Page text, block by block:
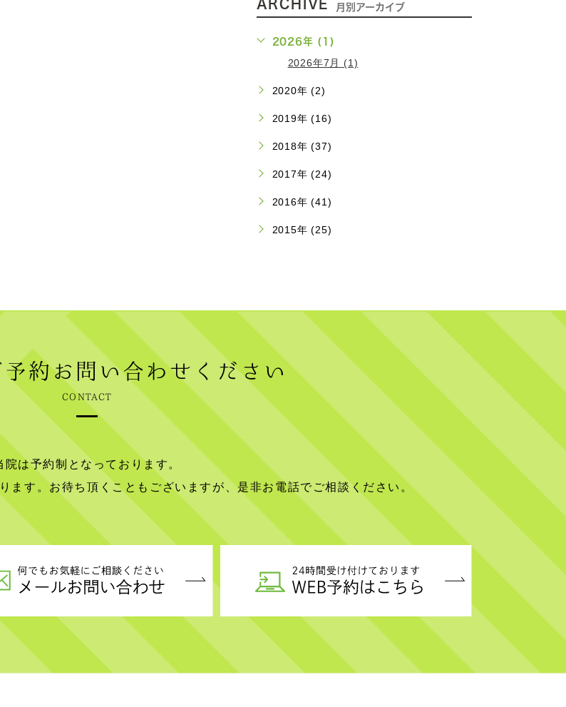
ARCHIVE 月別アーカイブ
2026年 (1)
2026年7月 (1)
2020年 (2)
2019年 (16)
2018年 (37)
2017年 (24)
2016年 (41)
2015年 (25)
約お問い合わせください
CONTACT
院は予約制となっております。
ます。お待ち頂くこともございますが、是非お電話でご相談ください。